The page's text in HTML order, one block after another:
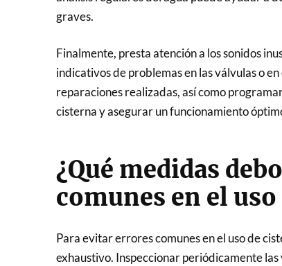
graves.
Finalmente, presta atención a los sonidos
indicativos de problemas en las válvulas o
reparaciones realizadas, así como
cisterna y asegurar un funcionamiento
¿Qué medidas
comunes en el
Para evitar errores comunes en el uso de
exhaustivo. Inspeccionar periódicamente